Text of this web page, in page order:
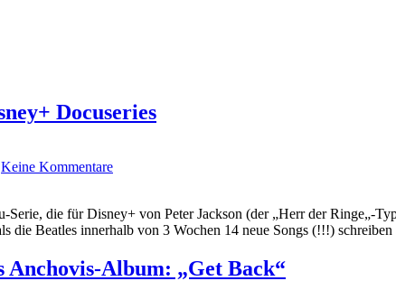
Docuseries
Keine Kommentare
die für Disney+ von Peter Jackson (der „Herr der Ringe„-
die Beatles innerhalb von 3 Wochen 14 neue Songs (!!!)
Anchovis-Album: „Get Back“